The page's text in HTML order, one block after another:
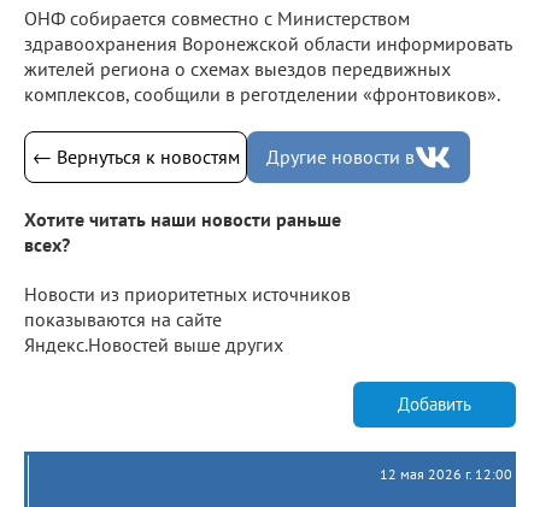
ОНФ собирается совместно с Министерством
здравоохранения Воронежской области информировать
жителей региона о схемах выездов передвижных
комплексов, сообщили в реготделении «фронтовиков».
← Вернуться к новостям Другие новости в
Хотите читать наши новости раньше
всех?
Новости из приоритетных источников
показываются на сайте
Яндекс.Новостей выше других
Добавить
12 мая 2026 г. 12:00